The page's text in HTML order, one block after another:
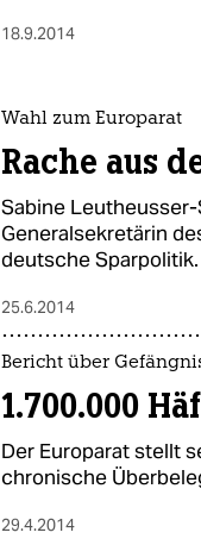
18.9.2014
Wahl zum Europarat
Rache aus
Sabine
Generalsekretärin
deutsche Sparpolitik.
25.6.2014
Bericht über
1.700.000
Der Europarat stellt
chronische
29.4.2014